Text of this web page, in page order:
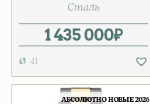
Сталь
1 435 000₽
41
АБСОЛЮТНО НОВЫЕ 2026